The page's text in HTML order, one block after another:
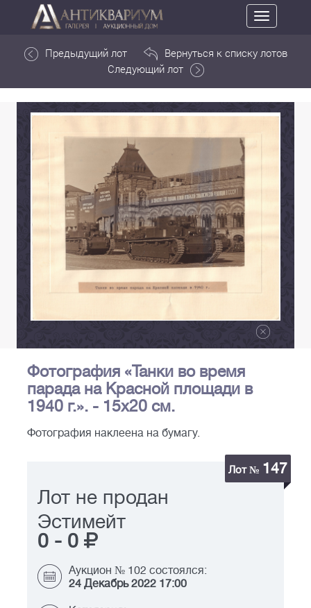
Toggle
navigation
Предыдущий лот
Вернуться к списку лотов
Следующий лот
Фотография «Танки во время
парада на Красной площади в
1940 г.». - 15х20 см.
Фотография наклеена на бумагу.
Лот № 147
Лот не продан
Эстимейт
0 - 0
Аукцион № 102 состоялся:
24 Декабрь 2022 17:00